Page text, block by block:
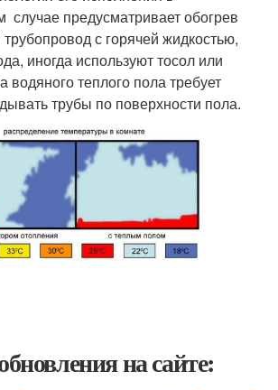
случае предусматривает обогрев
с горячей жидкостью,
иногда используют тосол или
водяного теплого пола требует
трубы по поверхности пола.
на сайте: